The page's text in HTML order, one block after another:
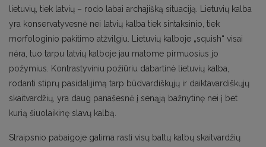
lietuvių, tiek latvių – rodo labai archajišką situaciją. Lietuvių kalba
yra konservatyvesnė nei latvių kalba tiek sintaksinio, tiek
morfologinio pakitimo atžvilgiu. Lietuvių kalboje „squish“ visai
nėra, tuo tarpu latvių kalboje jau matome pirmuosius jo
požymius. Kontrastyviniu požiūriu dabartinė lietuvių kalba,
rodanti stiprų pasidalijimą tarp būdvardiškųjų ir daiktavardiškųjų
skaitvardžių, yra daug panašesnė į senąją bažnytinę nei į bet
kurią šiuolaikinę slavų kalbą.
Straipsnio pabaigoje galima rasti visų baltų kalbų skaitvardžių